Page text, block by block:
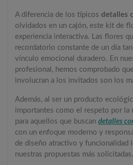
A diferencia de los típicosdetalles
olvidados en un cajón, este kit de
experiencia interactiva. Las flores
recordatorio constante de un día
vínculo emocional duradero. En
profesional, hemos comprobado
involucran a los invitados son los
Además, al ser un producto
importantes como el respeto por la
para aquellos que buscandetalles
con un enfoque moderno y
de diseño atractivo y funcionalidad
nuestras propuestas más solicitadas.